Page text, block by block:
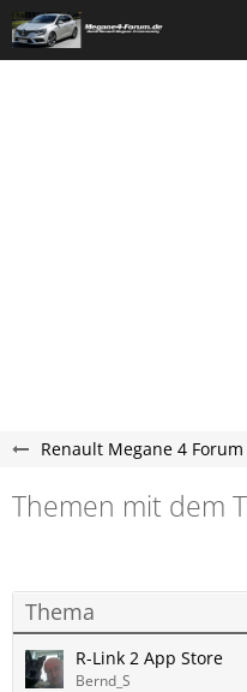
Renault Megane 4 Forum
Themen mit dem
Thema
R-Link 2 App Store
Bernd_S